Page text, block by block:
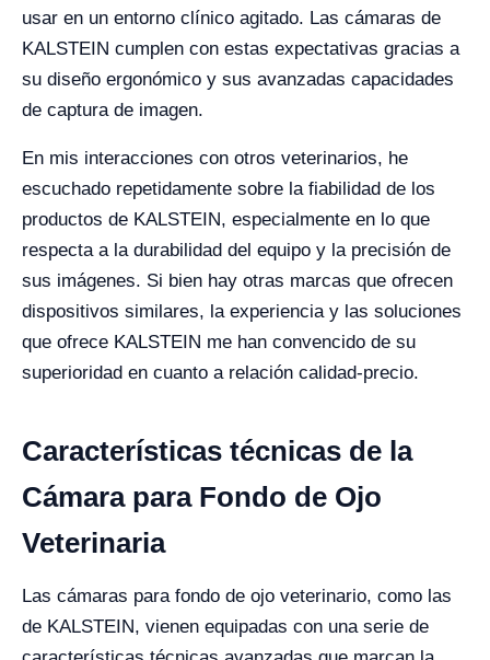
usar en un entorno clínico agitado. Las cámaras de
KALSTEIN cumplen con estas expectativas gracias a
su diseño ergonómico y sus avanzadas capacidades
de captura de imagen.
En mis interacciones con otros veterinarios, he
escuchado repetidamente sobre la fiabilidad de los
productos de KALSTEIN, especialmente en lo que
respecta a la durabilidad del equipo y la precisión de
sus imágenes. Si bien hay otras marcas que ofrecen
dispositivos similares, la experiencia y las soluciones
que ofrece KALSTEIN me han convencido de su
superioridad en cuanto a relación calidad-precio.
Características técnicas de la
Cámara para Fondo de Ojo
Veterinaria
Las cámaras para fondo de ojo veterinario, como las
de KALSTEIN, vienen equipadas con una serie de